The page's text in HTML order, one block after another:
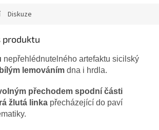
Diskuze
produktu
nepřehlédnutelného artefaktu sicilský
lemováním dna i hrdla.
přechodem spodní části
žlutá linka přecházející do paví